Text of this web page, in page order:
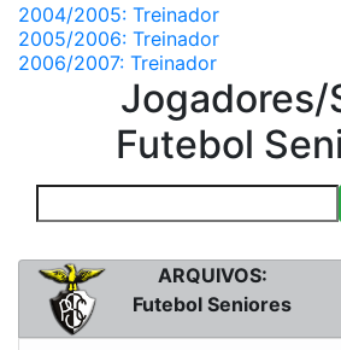
2004/2005: Treinador
2005/2006: Treinador
2006/2007: Treinador
Futebol
ARQUIVOS:
Futebol Seniores